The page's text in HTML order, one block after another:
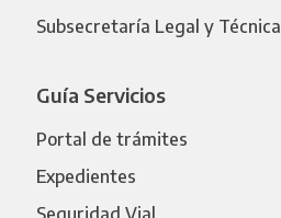
Subsecretaría Legal y Técnica
Guía Servicios
Portal de trámites
Expedientes
Seguridad Vial